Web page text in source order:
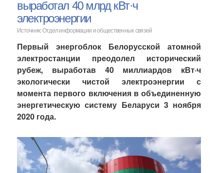
выработал 40 млрд кВт·ч
электроэнергии
Источник: Отдел информации и общественных связей
Первый энергоблок Белорусской атомной
электростанции преодолел исторический
рубеж, выработав 40 миллиардов кВт·ч
экологически чистой электроэнергии с
момента первого включения в объединенную
энергетическую систему Беларуси 3 ноября
2020 года.